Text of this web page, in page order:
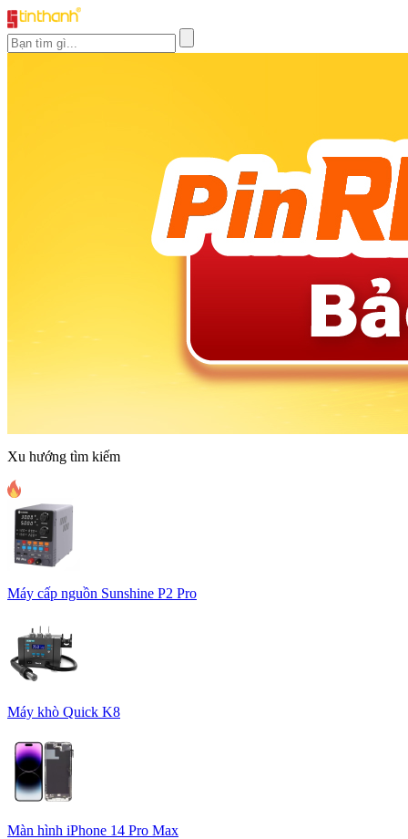
Xu hướng tìm kiếm
Máy cấp nguồn Sunshine P2 Pro
Máy khò Quick K8
Màn hình iPhone 14 Pro Max